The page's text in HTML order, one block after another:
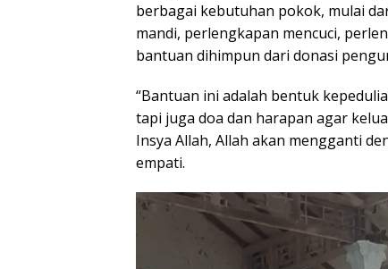
berbagai kebutuhan pokok, mulai
mandi, perlengkapan mencuci,
bantuan dihimpun dari donasi
“Bantuan ini adalah bentuk
tapi juga doa dan harapan agar
Insya Allah, Allah akan mengganti
empati.